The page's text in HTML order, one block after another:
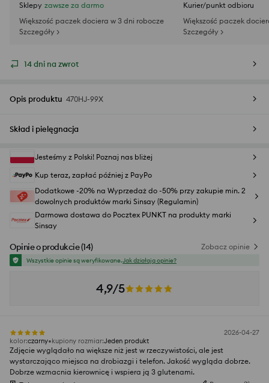
Sklepy zawsze za darmo
Większość paczek dociera w 3 dni robocze
Szczegóły >
Kurier/punkt odbioru
Większość paczek
Szczegóły >
14 dni na zwrot
Opis produktu 470HJ-99X
Skład i pielęgnacja
Jesteśmy z Polski! Poznaj nas bliżej
Kup teraz, zapłać później z PayPo
Dodatkowe -20% na Wyprzedaż do -50% przy zakupie min. 2
dowolnych produktów marki Sinsay (Regulamin)
Darmowa dostawa do Pocztex PUNKT na produkty marki
Sinsay
Opinie o produkcie(14) Zobacz opinie
Wszystkie opinie są weryfikowane.Jak działają opinie?
4,9/5
2026-04-27
kolor:czarny kupiony rozmiar:Jeden produkt
Zdjęcie wyglądało na większe niż jest w rzeczywistości, ale jest
wystarczająco miejsca na drobiazgi i telefon. Jakość wygląda dobrze.
Dobrze wzmacnia kierownicę i wspiera ją 3 glutenami.